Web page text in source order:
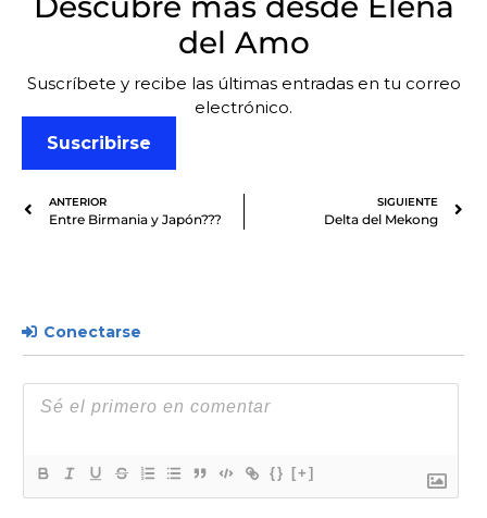
para quedarnos 4…
del Amo
Suscríbete y recibe las últimas entradas en tu correo
electrónico.
Suscribirse
ANTERIOR
Entre Birmania y Japón???
SIGUIENTE
Delta del Mekong
Conectarse
{} [+]